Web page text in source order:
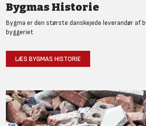
Bygmas Historie
Bygma er den største danskejede leverandør af
byggeriet
LÆS BYGMAS HISTORIE